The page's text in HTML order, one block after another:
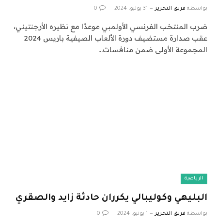
بواسطة فريق التحرير 31 يوليو، 2024 0
ضرب المنتخب الفرنسي الأولمبي موعدًا مع نظيره الأرجنتيني،
عقب صدارة مستضيف دورة الألعاب الصيفية باريس 2024
المجموعة الأولى ضمن منافسات…
الرياضية
البليهي وكوليبالي يكرران حادثة زايد والصقري
بواسطة فريق التحرير 1 يونيو، 2024 0